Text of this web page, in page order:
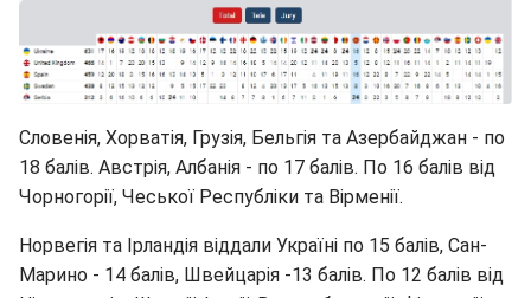
Словенія, Хорватія, Грузія, Бельгія та Азербайджан - по
18 балів. Австрія, Албанія - по 17 балів. По 16 балів від
Чорногорії, Чеської Республіки та Вірменії.
Норвегія та Ірландія віддали Україні по 15 балів, Сан-
Марино - 14 балів, Швейцарія -13 балів. По 12 балів від